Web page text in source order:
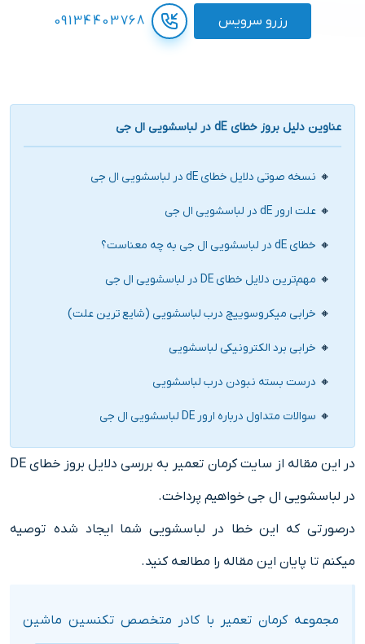
رزرو سرویس 09134403768
عناوین دلیل بروز خطای dE در لباسشویی ال جی
نسخه صوتی دلایل خطای dE در لباسشویی ال جی
علت ارور dE در لباسشویی ال جی
خطای dE در لباسشویی ال جی به چه معناست؟
مهم‌ترین دلایل خطای DE در لباسشویی ال جی
خرابی میکروسوییچ درب لباسشویی (شایع‌ ترین علت)
خرابی برد الکترونیکی لباسشویی
درست بسته نبودن درب لباسشویی
سوالات متداول درباره ارور DE لباسشویی ال جی
در این مقاله از سایت کرمان تعمیر به بررسی دلایل بروز خطای DE
در لباسشویی ال جی خواهیم پرداخت.
درصورتی که این خطا در لباسشویی شما ایجاد شده توصیه
میکنم تا پایان این مقاله را مطالعه کنید.
مجموعه کرمان تعمیر با کادر متخصص تکنسین ماشین